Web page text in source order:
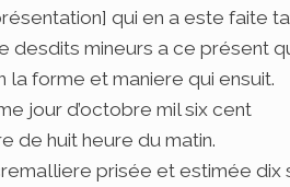
qui en a este faite
desdits mineurs a ce présent
la forme et maniere qui ensuit.
jour d’octobre mil six cent
de huit heure du matin.
prisée et estimée dix